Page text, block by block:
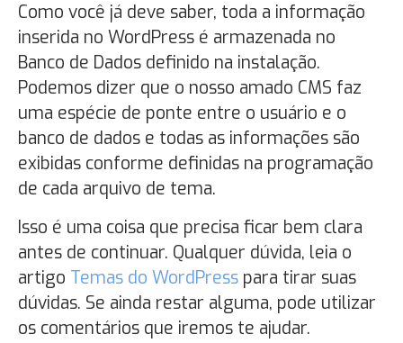
Como você já deve saber, toda a informação
inserida no WordPress é armazenada no
Banco de Dados definido na instalação.
Podemos dizer que o nosso amado CMS faz
uma espécie de ponte entre o usuário e o
banco de dados e todas as informações são
exibidas conforme definidas na programação
de cada arquivo de tema.
Isso é uma coisa que precisa ficar bem clara
antes de continuar. Qualquer dúvida, leia o
artigo Temas do WordPress para tirar suas
dúvidas. Se ainda restar alguma, pode utilizar
os comentários que iremos te ajudar.